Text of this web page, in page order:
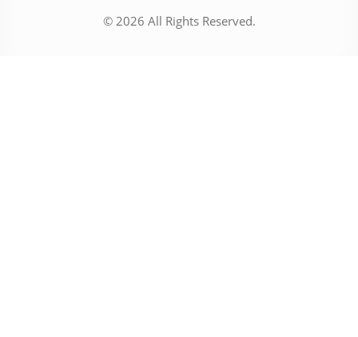
© 2026 All Rights Reserved.